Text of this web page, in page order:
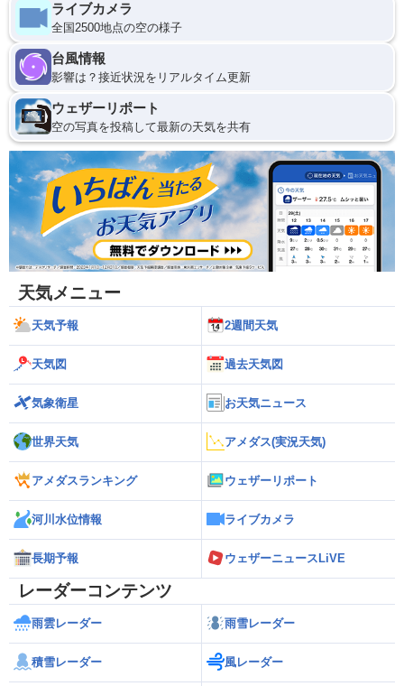
ライブカメラ
全国2500地点の空の様子
台風情報
影響は？接近状況をリアルタイム更新
ウェザーリポート
空の写真を投稿して最新の天気を共有
天気メニュー
天気予報 2週間天気
天気図 過去天気図
気象衛星 お天気ニュース
世界天気 アメダス(実況天気)
アメダスランキング ウェザーリポート
河川水位情報 ライブカメラ
長期予報 ウェザーニュースLiVE
レーダーコンテンツ
雨雲レーダー 雨雪レーダー
積雪レーダー 風レーダー